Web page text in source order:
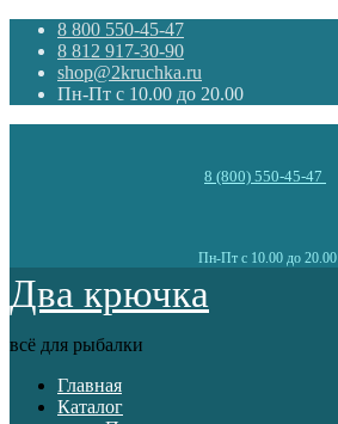
8 800 550-45-47
8 812 917-30-90
shop@2kruchka.ru
Пн-Пт с 10.00 до 20.00
8 (800) 550-45-47
Пн-Пт с 10.00 до 20.00
Два крючка
всё для рыбалки
Главная
Каталог